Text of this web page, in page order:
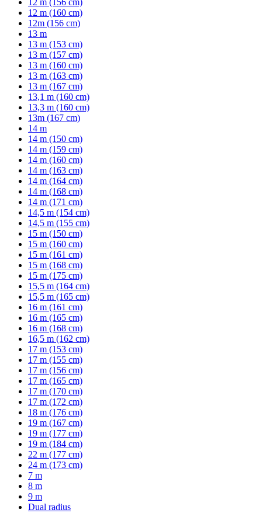
12 m (156 cm)
12 m (160 cm)
12m (156 cm)
13 m
13 m (153 cm)
13 m (157 cm)
13 m (160 cm)
13 m (163 cm)
13 m (167 cm)
13,1 m (160 cm)
13,3 m (160 cm)
13m (167 cm)
14 m
14 m (150 cm)
14 m (159 cm)
14 m (160 cm)
14 m (163 cm)
14 m (164 cm)
14 m (168 cm)
14 m (171 cm)
14,5 m (154 cm)
14,5 m (155 cm)
15 m (150 cm)
15 m (160 cm)
15 m (161 cm)
15 m (168 cm)
15 m (175 cm)
15,5 m (164 cm)
15,5 m (165 cm)
16 m (161 cm)
16 m (165 cm)
16 m (168 cm)
16,5 m (162 cm)
17 m (153 cm)
17 m (155 cm)
17 m (156 cm)
17 m (165 cm)
17 m (170 cm)
17 m (172 cm)
18 m (176 cm)
19 m (167 cm)
19 m (177 cm)
19 m (184 cm)
22 m (177 cm)
24 m (173 cm)
7 m
8 m
9 m
Dual radius